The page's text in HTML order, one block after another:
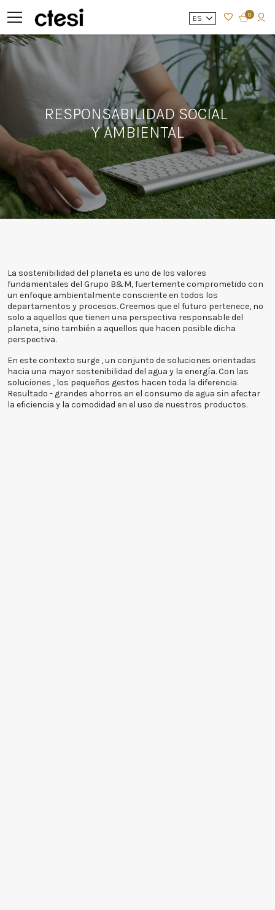
ES 0
RESPONSABILIDAD SOCIAL
Y AMBIENTAL
La sostenibilidad del planeta es uno de los valores
fundamentales del Grupo B&M, fuertemente comprometido con
un enfoque ambientalmente consciente en todos los
departamentos y procesos. Creemos que el futuro pertenece, no
solo a aquellos que tienen una perspectiva responsable del
planeta, sino también a aquellos que hacen posible dicha
perspectiva.
En este contexto surge , un conjunto de soluciones orientadas
hacia una mayor sostenibilidad del agua y la energía. Con las
soluciones , los pequeños gestos hacen toda la diferencia.
Resultado - grandes ahorros en el consumo de agua sin afectar
la eficiencia y la comodidad en el uso de nuestros productos.